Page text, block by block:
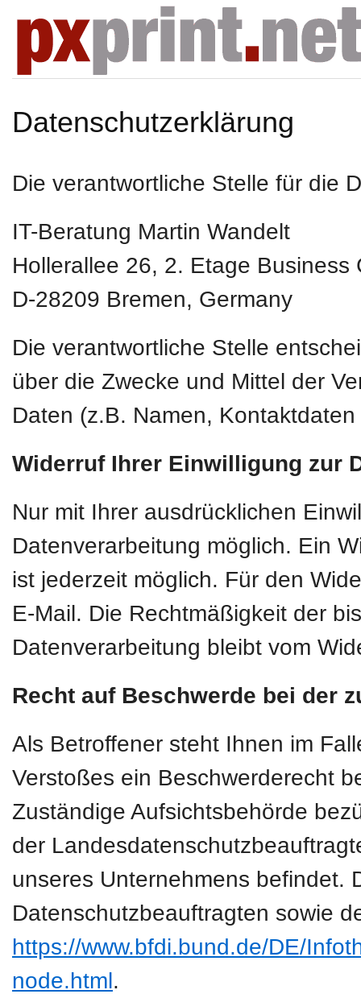
Datenschutzerklärung
Die verantwortliche Stelle für die
IT-Beratung Martin Wandelt
Hollerallee 26, 2. Etage Business
D-28209 Bremen, Germany
Die verantwortliche Stelle
über die Zwecke und Mittel der
Daten (z.B. Namen,
Widerruf Ihrer Einwilligung zur
Nur mit Ihrer ausdrücklichen
Datenverarbeitung möglich. Ein
ist jederzeit möglich. Für den
E-Mail. Die Rechtmäßigkeit der
Datenverarbeitung bleibt vom
Recht auf Beschwerde bei der
Als Betroffener steht Ihnen im
Verstoßes ein Beschwerderecht
Zuständige Aufsichtsbehörde
der
unseres Unternehmens befindet.
Datenschutzbeauftragten sowie
https://www.bfdi.bund.de/DE/
node.html.